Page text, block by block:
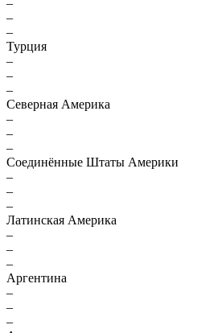
–
–
–
Турция
–
–
–
Северная Америка
–
–
–
Соединённые Штаты Америки
–
–
–
Латинская Америка
–
–
–
Аргентина
–
–
–